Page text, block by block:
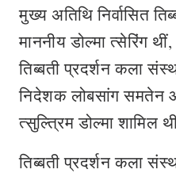
मुख्य अतिथि निर्वासित
माननीय डोल्मा त्सेरिंग
तिब्बती प्रदर्शन कला
निदेशक लोबसांग समतेन
त्सुल्त्रिम डोल्मा शामिल
तिब्बती प्रदर्शन कला